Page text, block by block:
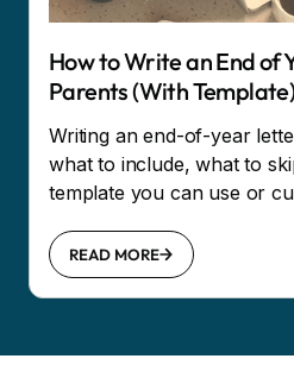
How to Write an End of
Parents (With
Writing an end-of-year
what to include, what to
template you can use or
READ MORE